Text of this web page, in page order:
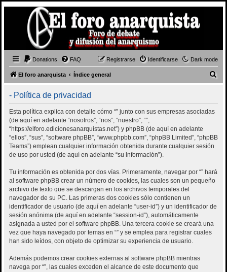
Dark mode
Donations FAQ Identificarse
Registrarse
El foro anarquista Índice general
- Política de privacidad
Esta política explica con detalle cómo “” junto con sus empresas asociadas
(de aquí en adelante “nosotros”, “nos”, “nuestro”, “”,
“https://elforo.edicionesanarquistas.net”) y phpBB (de aquí en adelante
“ellos”, “sus”, “software phpBB”, “www.phpbb.com”, “phpBB Limited”, “phpBB
Teams”) emplean cualquier información obtenida durante cualquier sesión
de uso por usted (de aquí en adelante “su información”).
Tu información es obtenida por dos vías. Primeramente, navegar por “” hará
al software phpBB crear un número de cookies, las cuales son un pequeño
archivo de texto que se descargan en los archivos temporales del
navegador de su PC. Las primeras dos cookies sólo contienen un
identificador de usuario (de aquí en adelante “user-id”) y un identificador de
sesión anónima (de aquí en adelante “session-id”), automáticamente
asignada a usted por el software phpBB. Una tercera cookie se creará una
vez que haya navegado por temas en “” y se emplea para registrar cuales
han sido leídos, con objeto de optimizar su experiencia de usuario.
Además podemos crear cookies externas al software phpBB mientras
navega por “”, las cuales exceden el alcance de este documento que